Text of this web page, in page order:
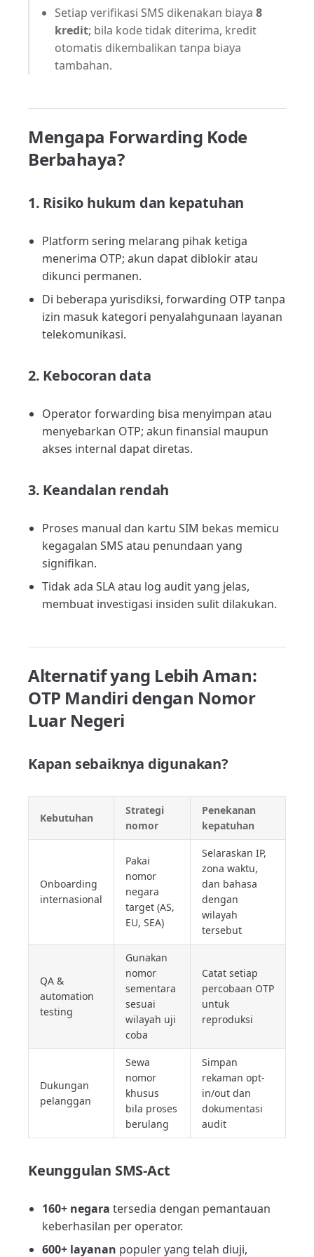
Setiap verifikasi SMS dikenakan biaya 8
kredit; bila kode tidak diterima, kredit
otomatis dikembalikan tanpa biaya
tambahan.
Mengapa Forwarding Kode
Berbahaya?
1. Risiko hukum dan kepatuhan
Platform sering melarang pihak ketiga
menerima OTP; akun dapat diblokir atau
dikunci permanen.
Di beberapa yurisdiksi, forwarding OTP tanpa
izin masuk kategori penyalahgunaan layanan
telekomunikasi.
2. Kebocoran data
Operator forwarding bisa menyimpan atau
menyebarkan OTP; akun finansial maupun
akses internal dapat diretas.
3. Keandalan rendah
Proses manual dan kartu SIM bekas memicu
kegagalan SMS atau penundaan yang
signifikan.
Tidak ada SLA atau log audit yang jelas,
membuat investigasi insiden sulit dilakukan.
Alternatif yang Lebih Aman:
OTP Mandiri dengan Nomor
Luar Negeri
Kapan sebaiknya digunakan?
Kebutuhan
Strategi
nomor
Penekanan
kepatuhan
Onboarding
internasional
Pakai
nomor
negara
target (AS,
EU, SEA)
Selaraskan IP,
zona waktu,
dan bahasa
dengan
wilayah
tersebut
QA &
automation
testing
Gunakan
nomor
sementara
sesuai
wilayah uji
coba
Catat setiap
percobaan OTP
untuk
reproduksi
Dukungan
pelanggan
Sewa
nomor
khusus
bila proses
berulang
Simpan
rekaman opt-
in/out dan
dokumentasi
audit
Keunggulan SMS-Act
160+ negara tersedia dengan pemantauan
keberhasilan per operator.
600+ layanan populer yang telah diuji,